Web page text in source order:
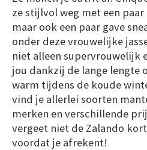
ze stijlvol weg met een
maar ook een paar gave
onder deze vrouwelijke
niet alleen supervrouwelijk
jou dankzij de lange lengte
warm tijdens de koude
vind je allerlei soorten
merken en verschillende
vergeet niet de Zalando
voordat je afrekent!